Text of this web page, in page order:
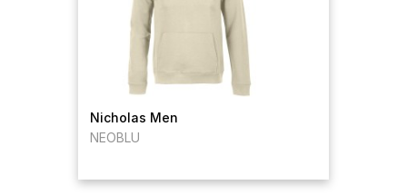
Nicholas Men
NEOBLU